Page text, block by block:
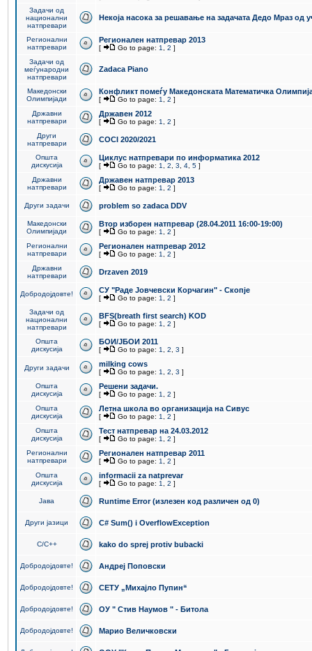
Задачи од
национални
натпревари
Некоја насока за решавање на задачата Дедо Мраз од
Регионални
натпревари
Регионален натпревар 2013
[ Go to page: 1 2 ]
Задачи од
меѓународни
натпревари
Zadaca Piano
Македонски
Олимпијади
Конфликт помеѓу Македонската Математичка
[ Go to page: 1 2 ]
Државни
натпревари
Државен 2012
[ Go to page: 1 2 ]
Други
натпревари
COCI 2020/2021
Општа
дискусија
Циклус натпревари по информатика 2012
[ Go to page: 1 2 3 4 5 ]
Државни
натпревари
Државен натпревар 2013
[ Go to page: 1 2 ]
Други задачи problem so zadaca DDV
Македонски
Олимпијади
Втор изборен натпревар (28.04.2011 16:00-19:00)
[ Go to page: 1 2 ]
Регионални
натпревари
Регионален натпревар 2012
[ Go to page: 1 2 ]
Државни
натпревари
Drzaven 2019
Добродојдовте! СУ "Раде Јовчевски Корчагин" - Скопје
[ Go to page: 1 2 ]
Задачи од
национални
натпревари
BFS(breath first search) KOD
[ Go to page: 1 2 ]
Општа
дискусија
БОИ/ЈБОИ 2011
[ Go to page: 1 2 3 ]
Други задачи milking cows
[ Go to page: 1 2 3 ]
Општа
дискусија
Решени задачи.
[ Go to page: 1 2 ]
Општа
дискусија
Летна школа во организација на Сивус
[ Go to page: 1 2 ]
Општа
дискусија
Тест натпревар на 24.03.2012
[ Go to page: 1 2 ]
Регионални
натпревари
Регионален натпревар 2011
[ Go to page: 1 2 ]
Општа
дискусија
informacii za natprevar
[ Go to page: 1 2 ]
Јава Runtime Error (излезен код различен од 0)
Други јазици C# Sum() i OverflowException
C/C++ kako do sprej protiv bubacki
Добродојдовте! Андреј Поповски
Добродојдовте! СЕТУ „Михајло Пупин“
Добродојдовте! ОУ " Стив Наумов " - Битола
Добродојдовте! Марио Величковски